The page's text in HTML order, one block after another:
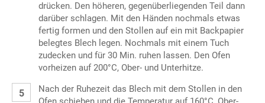
drücken. Den höheren, gegenüberliegenden Teil dann
darüber schlagen. Mit den Händen nochmals etwas
fertig formen und den Stollen auf ein mit Backpapier
belegtes Blech legen. Nochmals mit einem Tuch
zudecken und für 30 Min. ruhen lassen. Den Ofen
vorheizen auf 200°C, Ober- und Unterhitze.
Nach der Ruhezeit das Blech mit dem Stollen in den